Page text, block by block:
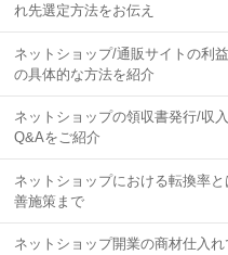
れ先選定方法をお伝え
ネットショップ/通販サイトの利
の具体的な方法を紹介
ネットショップの領収書発行/収
Q&Aをご紹介
ネットショップにおける転換率
善施策まで
ネットショップ開業の商材仕入